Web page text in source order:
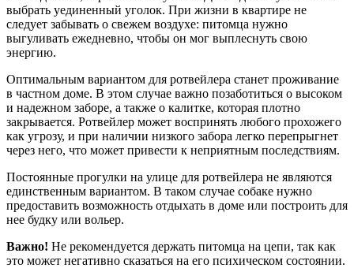
выбрать уединенный уголок. При жизни в квартире не
следует забывать о свежем воздухе: питомца нужно
выгуливать ежедневно, чтобы он мог выплеснуть свою
энергию.
Оптимальным вариантом для ротвейлера станет проживание
в частном доме. В этом случае важно позаботиться о высоком
и надежном заборе, а также о калитке, которая плотно
закрывается. Ротвейлер может воспринять любого прохожего
как угрозу, и при наличии низкого забора легко перепрыгнет
через него, что может привести к неприятным последствиям.
Постоянные прогулки на улице для ротвейлера не являются
единственным вариантом. В таком случае собаке нужно
предоставить возможность отдыхать в доме или построить для
нее будку или вольер.
Важно! Не рекомендуется держать питомца на цепи, так как
это может негативно сказаться на его психическом состоянии.